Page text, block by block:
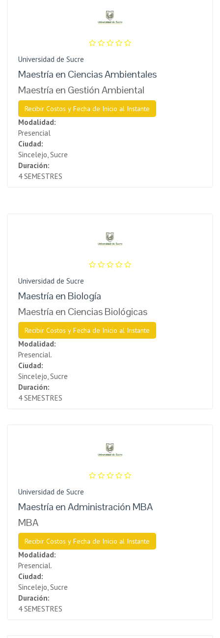
Universidad de Sucre
Maestría en Ciencias Ambientales
Maestría en Gestión Ambiental
Recibir Costos y Fecha de Inicio al Instante
Modalidad:
Presencial
Ciudad:
Sincelejo, Sucre
Duración:
4 SEMESTRES
Universidad de Sucre
Maestría en Biología
Maestría en Ciencias Biológicas
Recibir Costos y Fecha de Inicio al Instante
Modalidad:
Presencial.
Ciudad:
Sincelejo, Sucre
Duración:
4 SEMESTRES
Universidad de Sucre
Maestría en Administración MBA
MBA
Recibir Costos y Fecha de Inicio al Instante
Modalidad:
Presencial.
Ciudad:
Sincelejo, Sucre
Duración:
4 SEMESTRES